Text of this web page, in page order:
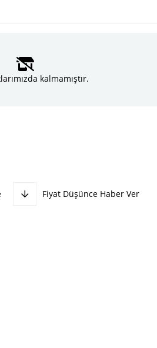
kalmamıştır.
Fiyat Düşünce Haber Ver